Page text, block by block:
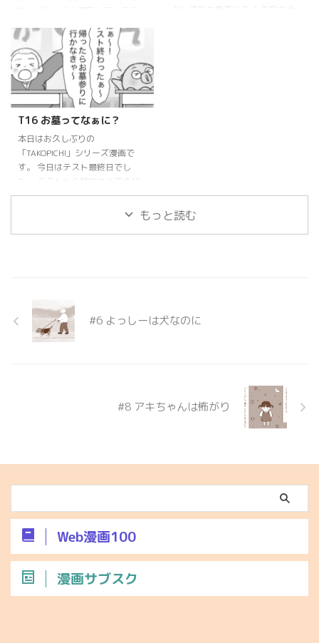
につき）＋１５００円○商用利
す。 天気の良いある日。 とある
女性が河川敷で ポツンと座って
おりました。 次回へつづきま
す・・・！
かして外を見ている よそ宅の犬
T16 お墓ってなぁに？
本日はお久しぶりの
「TAKOPICHI」シリーズ漫画で
す。 今日はテスト最終日でし
のびしたいタコぴちくん。 する
と田中くんは今日は帰宅後、お墓
くん。 山中先生も違った意味で
考え込んでいたのでありました。
では またね！
もっと読む
#6 よっしーは犬なのに
#8 アキちゃんは怖がり
Web漫画100
漫画サブスク